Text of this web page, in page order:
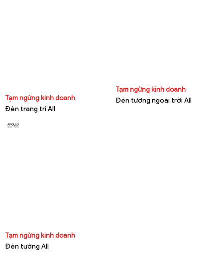
Tạm ngừng kinh doanh
Đèn trang trí All
Tạm ngừng kinh doanh
Đèn tường ngoài trời All
Tạm ngừng kinh doanh
Đèn tường All